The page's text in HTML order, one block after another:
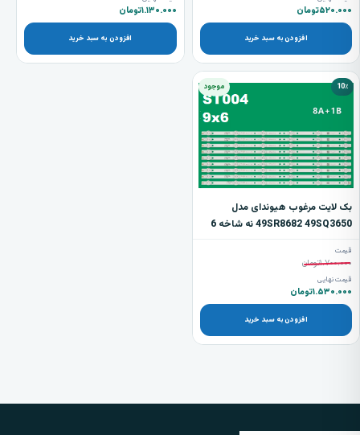
۵۲۰.۰۰۰تومان
افزودن به سبد خرید
۱.۱۳۰.۰۰۰تومان
افزودن به سبد خرید
10٪ موجود
بک لایت مرغوب هیوندای مدل
49SR8682 49SQ3650 نه شاخه 6
قیمت
۱.۷۰۰.۰۰۰تومان
قیمت نهایی
۱.۵۳۰.۰۰۰تومان
افزودن به سبد خرید